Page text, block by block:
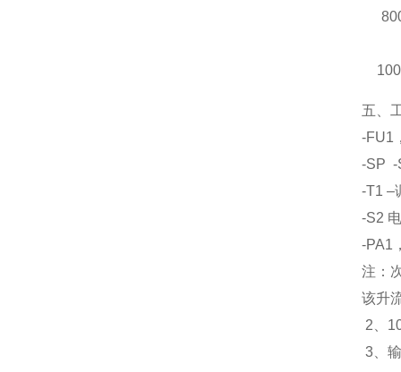
五、
-FU1
-SP -
-T1 –
-S2
-PA1
注：
该升
2、
3、